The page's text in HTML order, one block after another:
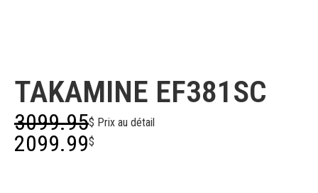
TAKAMINE EF381SC
3099.95$ Prix au détail
2099.99$